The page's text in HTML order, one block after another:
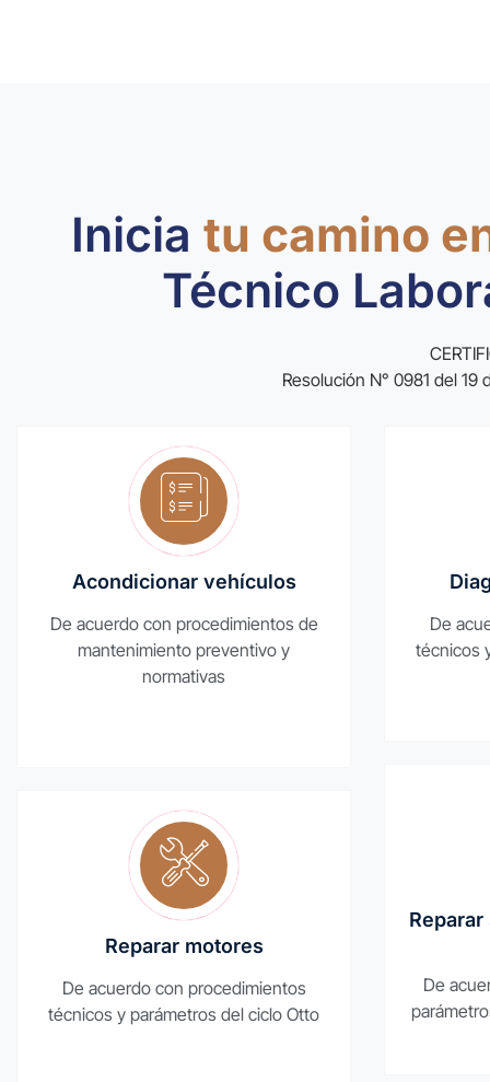
Inicia tu camino
Técnico
Resolución N° 0981 del
Acondicionar vehículos
De acuerdo con procedimientos de
mantenimiento preventivo y
normativas
Reparar motores
De acuerdo con procedimientos
técnicos y parámetros del ciclo Otto
De
técnicos
De